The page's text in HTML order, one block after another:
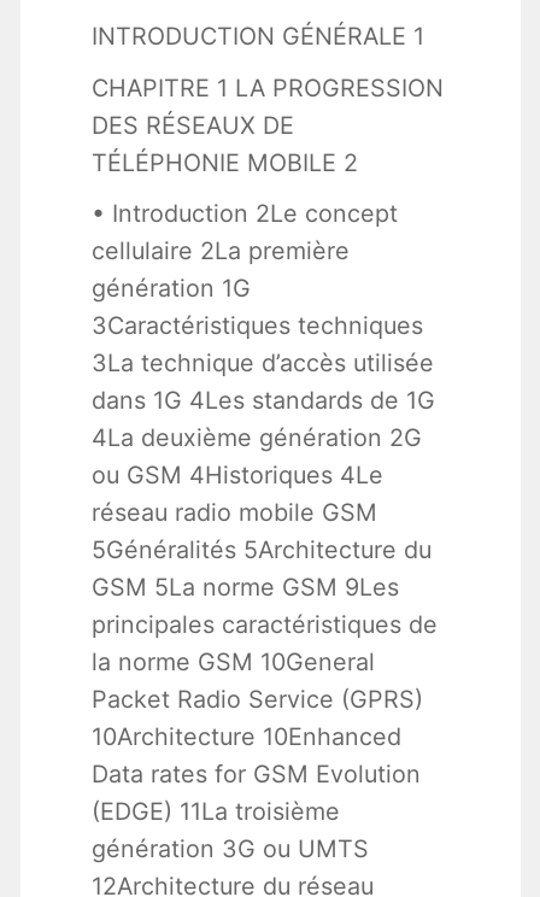
INTRODUCTION GÉNÉRALE 1
CHAPITRE 1 LA PROGRESSION
DES RÉSEAUX DE
TÉLÉPHONIE MOBILE 2
• Introduction 2Le concept
cellulaire 2La première
génération 1G
3Caractéristiques techniques
3La technique d’accès utilisée
dans 1G 4Les standards de 1G
4La deuxième génération 2G
ou GSM 4Historiques 4Le
réseau radio mobile GSM
5Généralités 5Architecture du
GSM 5La norme GSM 9Les
principales caractéristiques de
la norme GSM 10General
Packet Radio Service (GPRS)
10Architecture 10Enhanced
Data rates for GSM Evolution
(EDGE) 11La troisième
génération 3G ou UMTS
12Architecture du réseau